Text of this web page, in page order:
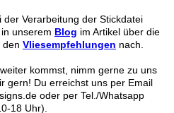
der Verarbeitung der Stickdatei
unserem Blog im Artikel über die
Vliesempfehlungen nach.
kommst, nimm gerne zu uns
gern! Du erreichst uns per Email
oder per Tel./Whatsapp
18 Uhr).